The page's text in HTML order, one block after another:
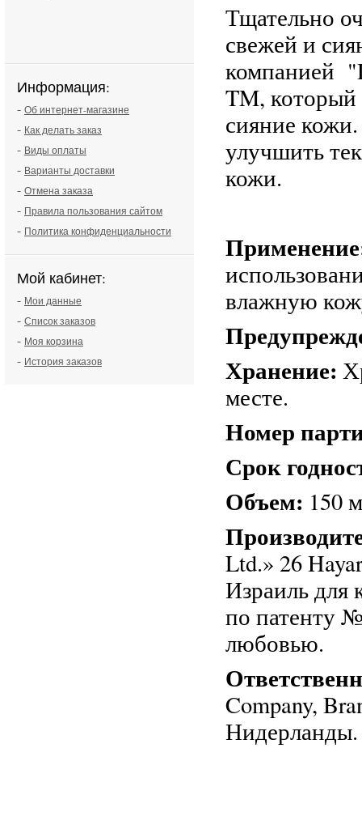
Тщательно
свежей и
компанией
TM, который
сияние
улучшить
кожи.
влажную
Хранение:
месте.
Номер
Срок
Объем: 150
Ltd.» 26
Израиль для
по патенту
любовью.
Company,
Нидерланды.
Информация:
- Об интернет-магазине
- Как делать заказ
- Виды оплаты
- Варианты доставки
- Отмена заказа
- Правила пользования сайтом
- Политика конфиденциальности
Мой кабинет:
- Мои данные
- Список заказов
- Моя корзина
- История заказов